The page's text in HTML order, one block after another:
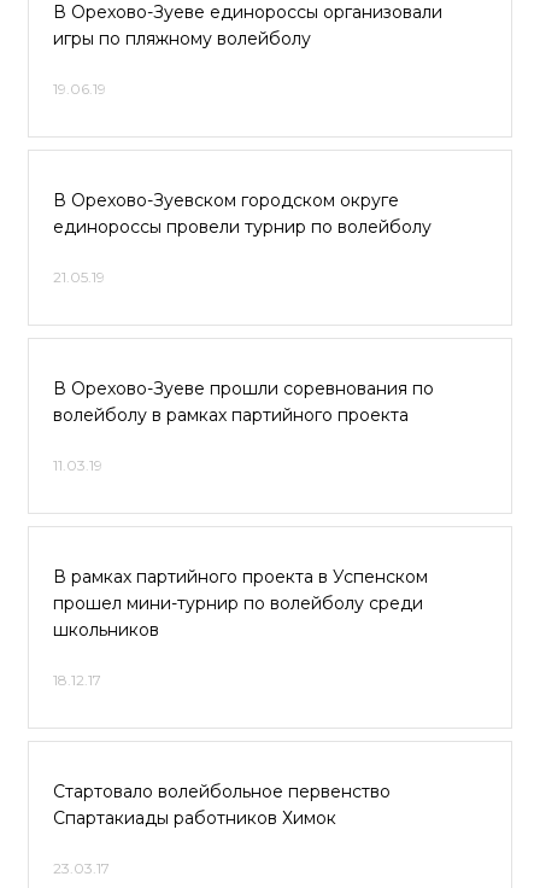
В Орехово-Зуеве единороссы организовали
игры по пляжному волейболу
19.06.19
В Орехово-Зуевском городском округе
единороссы провели турнир по волейболу
21.05.19
В Орехово-Зуеве прошли соревнования по
волейболу в рамках партийного проекта
11.03.19
В рамках партийного проекта в Успенском
прошел мини-турнир по волейболу среди
школьников
18.12.17
Стартовало волейбольное первенство
Спартакиады работников Химок
23.03.17